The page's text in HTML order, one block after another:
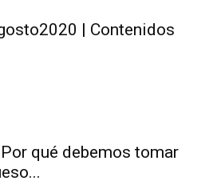
| Contenidos
qué debemos tomar